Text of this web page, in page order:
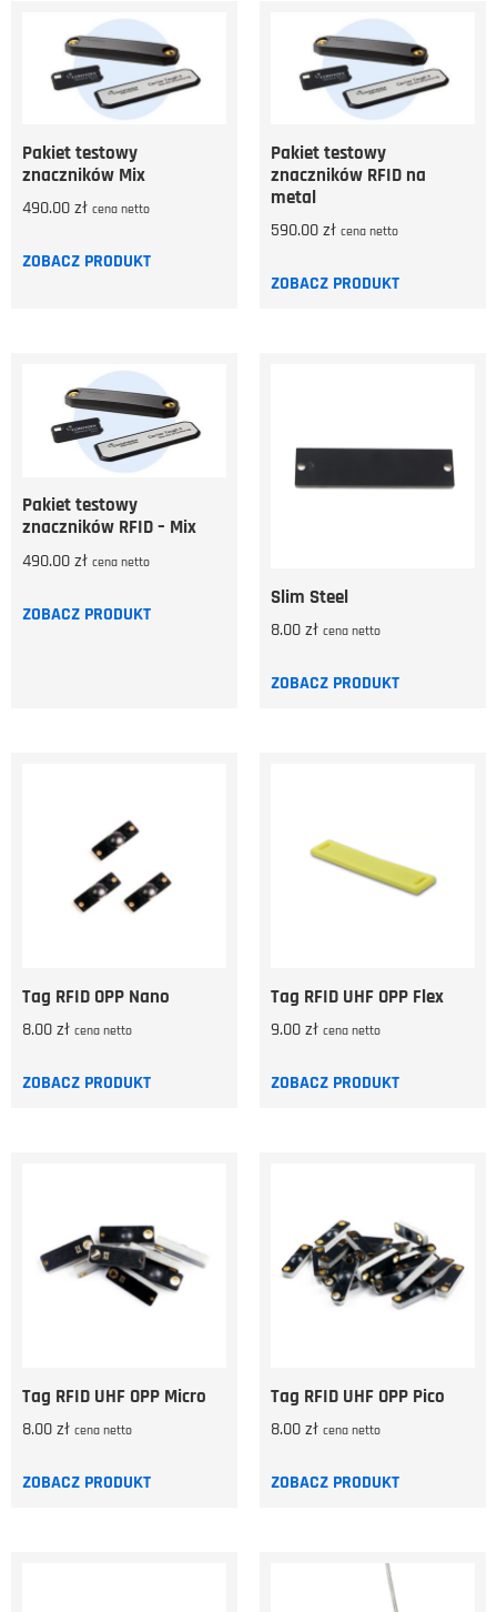
Pakiet testowy
znaczników Mix
490.00zł cena netto
ZOBACZ PRODUKT
Pakiet testowy
znaczników RFID na
metal
590.00zł cena netto
ZOBACZ PRODUKT
Pakiet testowy
znaczników RFID – Mix
490.00zł cena netto
ZOBACZ PRODUKT
Slim Steel
8.00zł cena netto
ZOBACZ PRODUKT
Tag RFID OPP Nano
8.00zł cena netto
ZOBACZ PRODUKT
Tag RFID UHF OPP Flex
9.00zł cena netto
ZOBACZ PRODUKT
Tag RFID UHF OPP Micro
8.00zł cena netto
ZOBACZ PRODUKT
Tag RFID UHF OPP Pico
8.00zł cena netto
ZOBACZ PRODUKT